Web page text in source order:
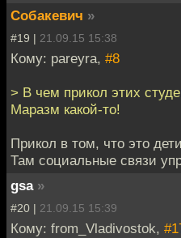
Собакевич »
#19 | 21.09.15 15:38
Кому: pareyra, #8
> В чем прикол этих
Маразм какой-то!
Прикол в том, что это
Там социальные связи
gsa »
#20 | 21.09.15 15:39
Кому: from_Vladivostok,